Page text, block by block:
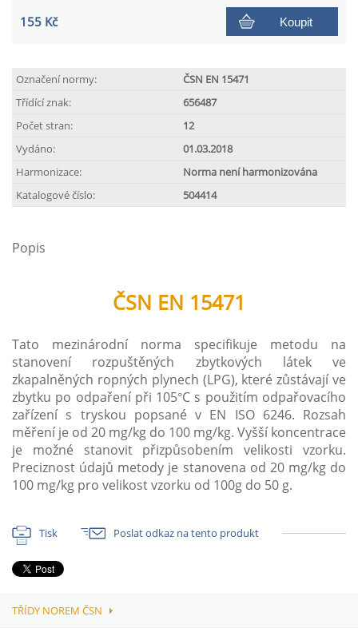
155 Kč Koupit
Označení normy:
ČSN EN 15471
Třídící znak:
656487
Počet stran:
12
Vydáno:
01.03.2018
Harmonizace:
Norma není harmonizována
Katalogové číslo:
504414
Popis
ČSN EN 15471
Tato mezinárodní norma specifikuje metodu na
stanovení rozpuštěných zbytkových látek ve
zkapalněných ropných plynech (LPG), které zůstávají ve
zbytku po odpaření při 105°C s použitím odpařovacího
zařízení s tryskou popsané v EN ISO 6246. Rozsah
měření je od 20 mg/kg do 100 mg/kg. Vyšší koncentrace
je možné stanovit přizpůsobením velikosti vzorku.
Preciznost údajů metody je stanovena od 20 mg/kg do
100 mg/kg pro velikost vzorku od 100g do 50 g.
Tisk Poslat odkaz na tento produkt
TŘÍDY NOREM ČSN